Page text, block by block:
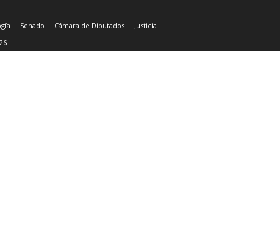
Senado Cámara de Diputados
Justicia